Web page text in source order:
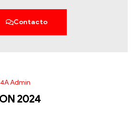
Contacto
Admin
2024